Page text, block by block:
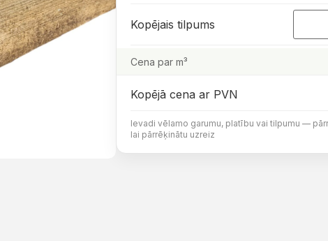
Kopējais tilpums
Cena par m³
Kopējā cena ar PVN
Ievadi vēlamo garumu, platību vai tilpumu —
lai pārrēķinātu uzreiz